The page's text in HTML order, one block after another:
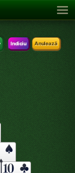
Indiciu Anulează